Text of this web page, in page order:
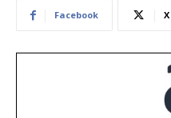
Facebook X